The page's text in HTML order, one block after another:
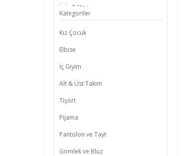
2 Yaş
3-4 Yaş
3-4 Yaş
4 Yaş
Kategoriler
Kız Çocuk
Elbise
İç Giyim
Alt & Üst Takım
Tişört
Pijama
Pantolon ve Tayt
Gömlek ve Bluz